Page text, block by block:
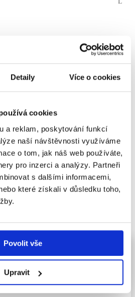
Detaily Více o cookies
cookies
a reklam, poskytování funkcí
naší návštěvnosti využíváme
o tom, jak náš web používáte,
pro inzerci a analýzy. Partneři
s dalšími informacemi,
které získali v důsledku toho,
Povolit vše
Upravit
SE
A co tomu řeknou